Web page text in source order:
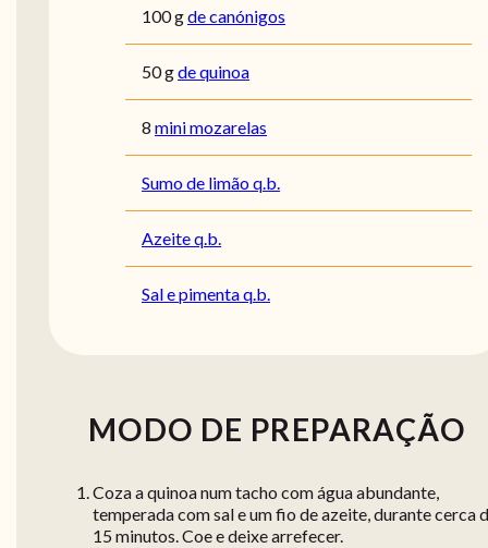
100gde canónigos
50gde quinoa
8 mini mozarelas
Sumo de limão q.b.
Azeite q.b.
Sal e pimenta q.b.
MODO DE PREPARAÇÃO
Coza a quinoa num tacho com água abundante,
temperada com sal e um fio de azeite, durante cerca
15 minutos. Coe e deixe arrefecer.